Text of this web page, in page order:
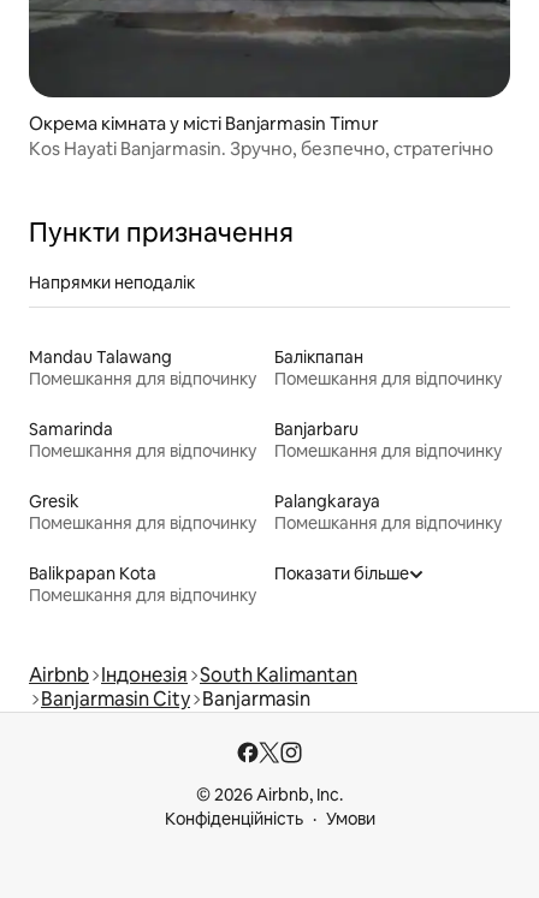
Окрема кімната у місті Banjarmasin Timur
Kos Hayati Banjarmasin. Зручно, безпечно, стратегічно
Пункти призначення
Напрямки неподалік
Mandau Talawang
Помешкання для відпочинку
Балікпапан
Помешкання для відпочинку
Samarinda
Помешкання для відпочинку
Banjarbaru
Помешкання для відпочинку
Gresik
Помешкання для відпочинку
Palangkaraya
Помешкання для відпочинку
Balikpapan Kota
Помешкання для відпочинку
Показати більше
Airbnb Індонезія South Kalimantan
Banjarmasin City Banjarmasin
© 2026 Airbnb, Inc.
Конфіденційність
Умови